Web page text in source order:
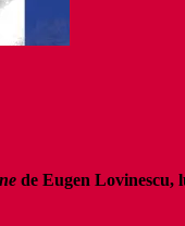
de Eugen Lovinescu,